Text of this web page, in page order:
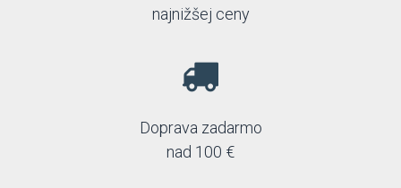
najnižšej ceny
Doprava zadarmo
nad 100 €